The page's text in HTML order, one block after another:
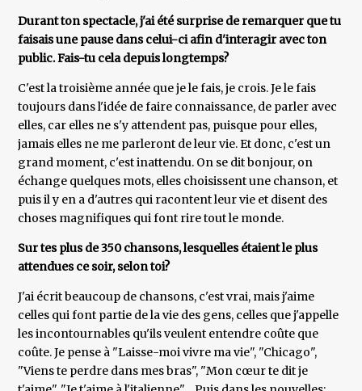
Durant ton spectacle, j'ai été surprise de remarquer que tu
faisais une pause dans celui-ci afin d'interagir avec ton
public. Fais-tu cela depuis longtemps?
C'est la troisième année que je le fais, je crois. Je le fais
toujours dans l'idée de faire connaissance, de parler avec
elles, car elles ne s'y attendent pas, puisque pour elles,
jamais elles ne me parleront de leur vie. Et donc, c'est un
grand moment, c'est inattendu. On se dit bonjour, on
échange quelques mots, elles choisissent une chanson, et
puis il y en a d'autres qui racontent leur vie et disent des
choses magnifiques qui font rire tout le monde.
Sur tes plus de 350 chansons, lesquelles étaient le plus
attendues ce soir, selon toi?
J'ai écrit beaucoup de chansons, c'est vrai, mais j'aime
celles qui font partie de la vie des gens, celles que j'appelle
les incontournables qu'ils veulent entendre coûte que
coûte. Je pense à "Laisse-moi vivre ma vie", "Chicago",
"Viens te perdre dans mes bras", "Mon cœur te dit je